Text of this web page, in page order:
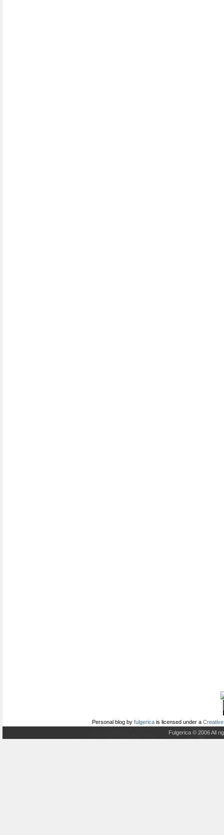
Personal blog by fulgerica is licensed under a
Fulgerica © 2006 All